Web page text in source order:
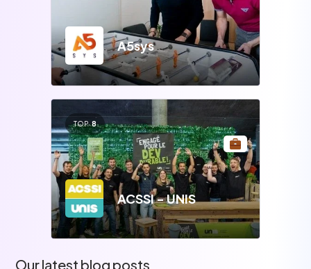
A5sys
TOP 8
ACSSI - UNIS
Our latest blog posts